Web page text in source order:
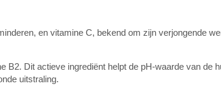
en vitamine C, bekend om zijn verjongende
B2. Dit actieve ingrediënt helpt de pH-waarde van de
uitstraling.